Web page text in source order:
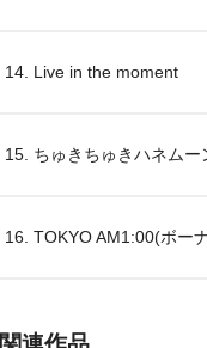
14. Live in the moment
15. ちゅきちゅきハネム
16. TOKYO AM1:00(ボー